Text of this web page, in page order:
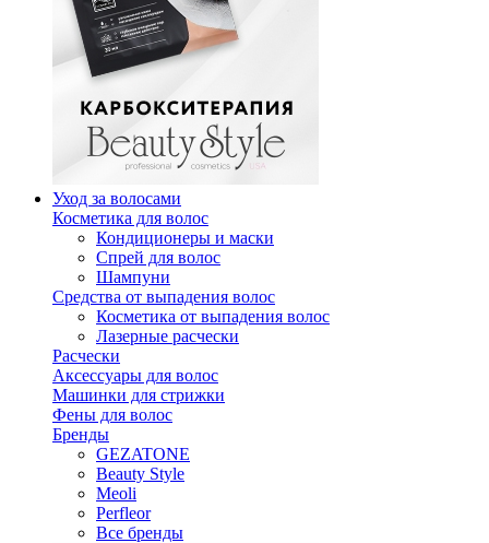
Уход за волосами
Косметика для волос
Кондиционеры и маски
Спрей для волос
Шампуни
Средства от выпадения волос
Косметика от выпадения волос
Лазерные расчески
Расчески
Аксессуары для волос
Машинки для стрижки
Фены для волос
Бренды
GEZATONE
Beauty Style
Meoli
Perfleor
Все бренды